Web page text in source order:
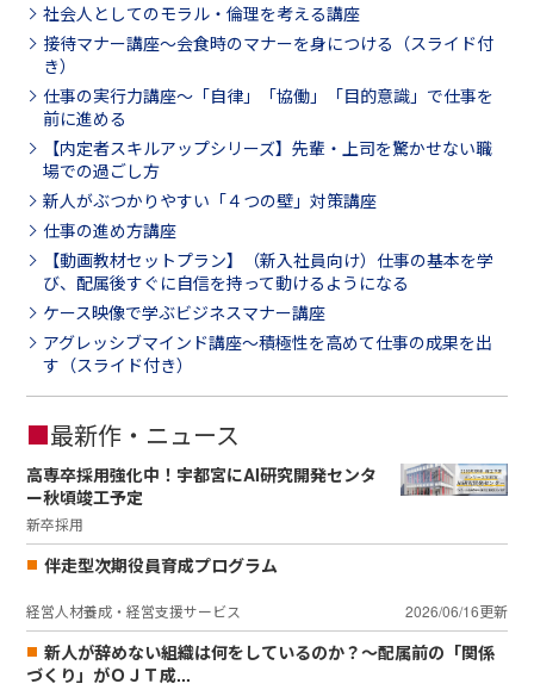
社会人としてのモラル・倫理を考える講座
接待マナー講座～会食時のマナーを身につける（スライド付
き）
仕事の実行力講座～「自律」「協働」「目的意識」で仕事を
前に進める
【内定者スキルアップシリーズ】先輩・上司を驚かせない職
場での過ごし方
新人がぶつかりやすい「４つの壁」対策講座
仕事の進め方講座
【動画教材セットプラン】（新入社員向け）仕事の基本を学
び、配属後すぐに自信を持って動けるようになる
ケース映像で学ぶビジネスマナー講座
アグレッシブマインド講座～積極性を高めて仕事の成果を出
す（スライド付き）
■最新作・ニュース
高専卒採用強化中！宇都宮にAI研究開発センタ
ー秋頃竣工予定
新卒採用
伴走型次期役員育成プログラム
経営人材養成・経営支援サービス 2026/06/16更新
新人が辞めない組織は何をしているのか？～配属前の「関係
づくり」がＯＪＴ成...